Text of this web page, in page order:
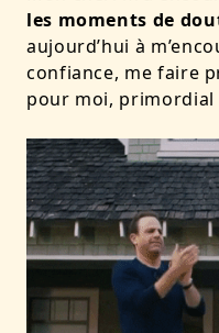
les moments de
aujourd’hui à
confiance, me faire
pour moi, primordial